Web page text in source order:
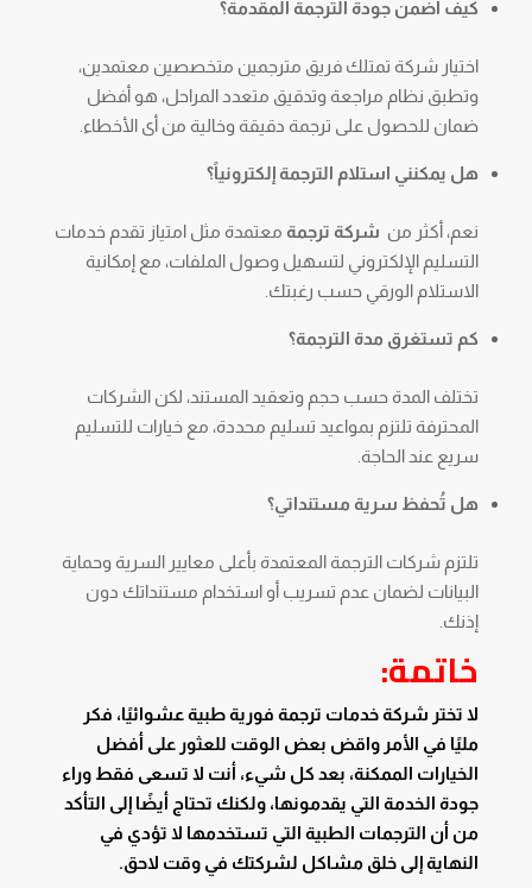
كيف اضمن جودة الترجمة المقدمة؟
اختيار شركة تمتلك فريق مترجمين متخصصين معتمدين،
وتطبق نظام مراجعة وتدقيق متعدد المراحل، هو أفضل
ضمان للحصول على ترجمة دقيقة وخالية من أى الأخطاء.
هل يمكنني استلام الترجمة إلكترونياً؟
نعم، أكثر من شركة ترجمة معتمدة مثل امتياز تقدم خدمات
التسليم الإلكتروني لتسهيل وصول الملفات، مع إمكانية
الاستلام الورقي حسب رغبتك.
كم تستغرق مدة الترجمة؟
تختلف المدة حسب حجم وتعقيد المستند، لكن الشركات
المحترفة تلتزم بمواعيد تسليم محددة، مع خيارات للتسليم
سريع عند الحاجة.
هل تُحفظ سرية مستنداتي؟
تلتزم شركات الترجمة المعتمدة بأعلى معايير السرية وحماية
البيانات لضمان عدم تسريب أو استخدام مستنداتك دون
إذنك.
خاتمة:
لا تختر شركة خدمات ترجمة فورية طبية عشوائيًا، فكر
مليًا في الأمر واقض بعض الوقت للعثور على أفضل
الخيارات الممكنة، بعد كل شيء، أنت لا تسعى فقط وراء
جودة الخدمة التي يقدمونها، ولكنك تحتاج أيضًا إلى التأكد
من أن الترجمات الطبية التي تستخدمها لا تؤدي في
النهاية إلى خلق مشاكل لشركتك في وقت لاحق.